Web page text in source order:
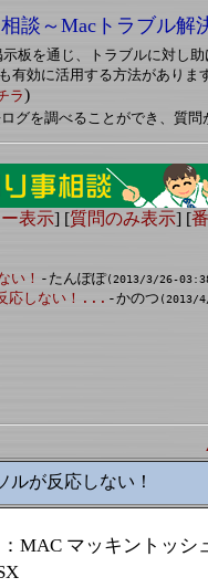
談～Macトラブル解
板を通じ、トラブルに対し
有効に活用する方法がありま
ラ)
グを調べることができ、質問
表示] [質問のみ表示] [
い！ -たんぽぽ(2013/3/26-
応しない！... -かのつ (2013/
ルが反応しない！
MAC マッキントッシ